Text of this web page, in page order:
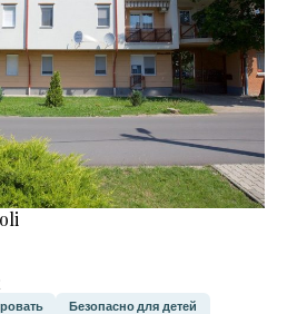
Безопасно для детей